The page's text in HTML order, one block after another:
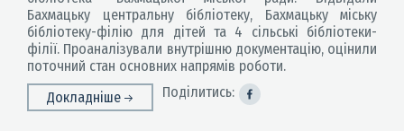
Бахмацьку центральну бібліотеку, Бахмацьку міську
бібліотеку-філію для дітей та 4 сільські бібліотеки-
філії. Проаналізували внутрішню документацію, оцінили
поточний стан основних напрямів роботи.
Докладніше
Поділитись: